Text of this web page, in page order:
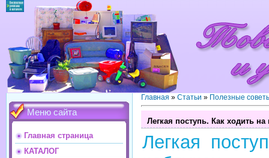
Меню сайта
Главная страница
КАТАЛОГ
Главная » Статьи » Полезные
Легкая поступь. Как ходить
Легкая